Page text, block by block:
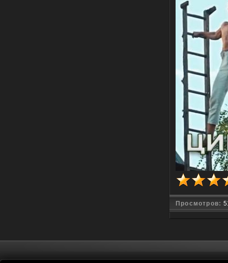
Просмотров: